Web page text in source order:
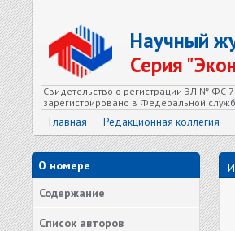
Научный
Серия
Свидетельство о регистрации ЭЛ № ФС
зарегистрировано в Федеральной
Главная Редакционная коллегия
О номере
Содержание
Список авторов